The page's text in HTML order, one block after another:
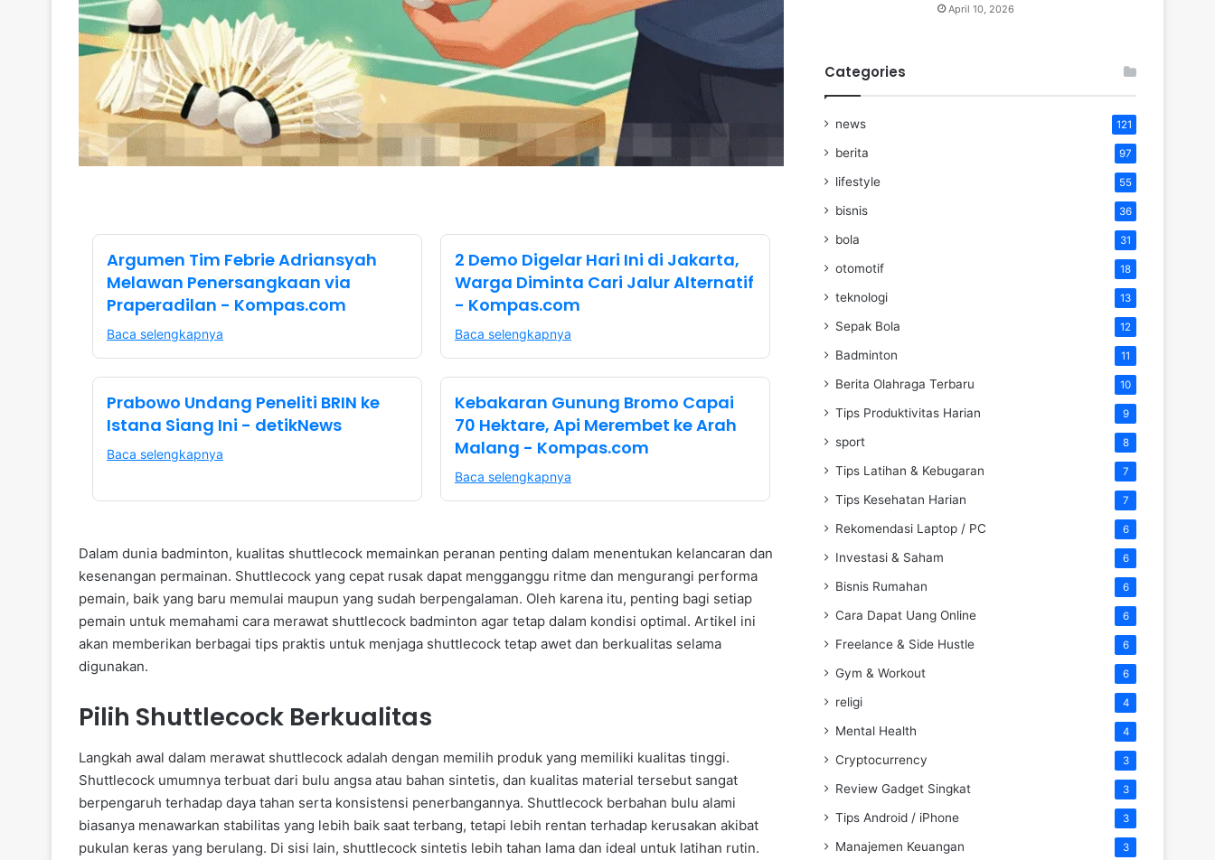
Argumen Tim Febrie Adriansyah
Melawan Penersangkaan via
Praperadilan - Kompas.com
Baca selengkapnya
2 Demo Digelar Hari Ini di Jakarta,
Warga Diminta Cari Jalur Alternatif
- Kompas.com
Baca selengkapnya
Prabowo Undang Peneliti BRIN ke
Istana Siang Ini - detikNews
Baca selengkapnya
Kebakaran Gunung Bromo Capai
70 Hektare, Api Merembet ke Arah
Malang - Kompas.com
Baca selengkapnya
Dalam dunia badminton, kualitas shuttlecock memainkan peranan penting dalam menentukan kelancaran dan
kesenangan permainan. Shuttlecock yang cepat rusak dapat mengganggu ritme dan mengurangi performa
pemain, baik yang baru memulai maupun yang sudah berpengalaman. Oleh karena itu, penting bagi setiap
pemain untuk memahami cara merawat shuttlecock badminton agar tetap dalam kondisi optimal. Artikel ini
akan memberikan berbagai tips praktis untuk menjaga shuttlecock tetap awet dan berkualitas selama
digunakan.
Pilih Shuttlecock Berkualitas
Langkah awal dalam merawat shuttlecock adalah dengan memilih produk yang memiliki kualitas tinggi.
Shuttlecock umumnya terbuat dari bulu angsa atau bahan sintetis, dan kualitas material tersebut sangat
berpengaruh terhadap daya tahan serta konsistensi penerbangannya. Shuttlecock berbahan bulu alami
biasanya menawarkan stabilitas yang lebih baik saat terbang, tetapi lebih rentan terhadap kerusakan akibat
pukulan keras yang berulang. Di sisi lain, shuttlecock sintetis lebih tahan lama dan ideal untuk latihan rutin.
April 10, 2026
Categories
news 121
berita 97
lifestyle 55
bisnis 36
bola 31
otomotif 18
teknologi 13
Sepak Bola 12
Badminton 11
Berita Olahraga Terbaru 10
Tips Produktivitas Harian 9
sport 8
Tips Latihan & Kebugaran 7
Tips Kesehatan Harian 7
Rekomendasi Laptop / PC 6
Investasi & Saham 6
Bisnis Rumahan 6
Cara Dapat Uang Online 6
Freelance & Side Hustle 6
Gym & Workout 6
religi 4
Mental Health 4
Cryptocurrency 3
Review Gadget Singkat 3
Tips Android / iPhone 3
Manajemen Keuangan 3